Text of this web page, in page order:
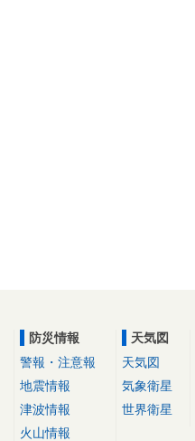
防災情報
警報・注意報
地震情報
津波情報
火山情報
天気図
天気図
気象衛星
世界衛星